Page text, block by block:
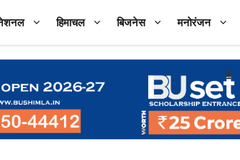
हिमाचल बिजनेस मनोरंजन